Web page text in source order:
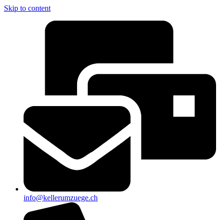
Skip to content
info@kellerumzuege.ch